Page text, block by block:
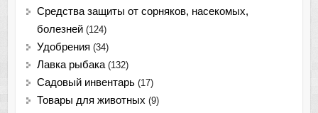
Средства защиты от сорняков, насекомых,
болезней (124)
Удобрения (34)
Лавка рыбака (132)
Садовый инвентарь (17)
Товары для животных (9)